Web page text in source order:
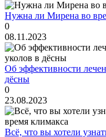
Нужна ли Мирена во
0
08.11.2023
Об эффективности
дёсны
0
23.08.2023
Всё, что вы хотели